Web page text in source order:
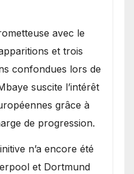
avec le
et trois
confondues lors de
suscite l’intérêt
grâce à
de progression.
n’a encore été
et Dortmund